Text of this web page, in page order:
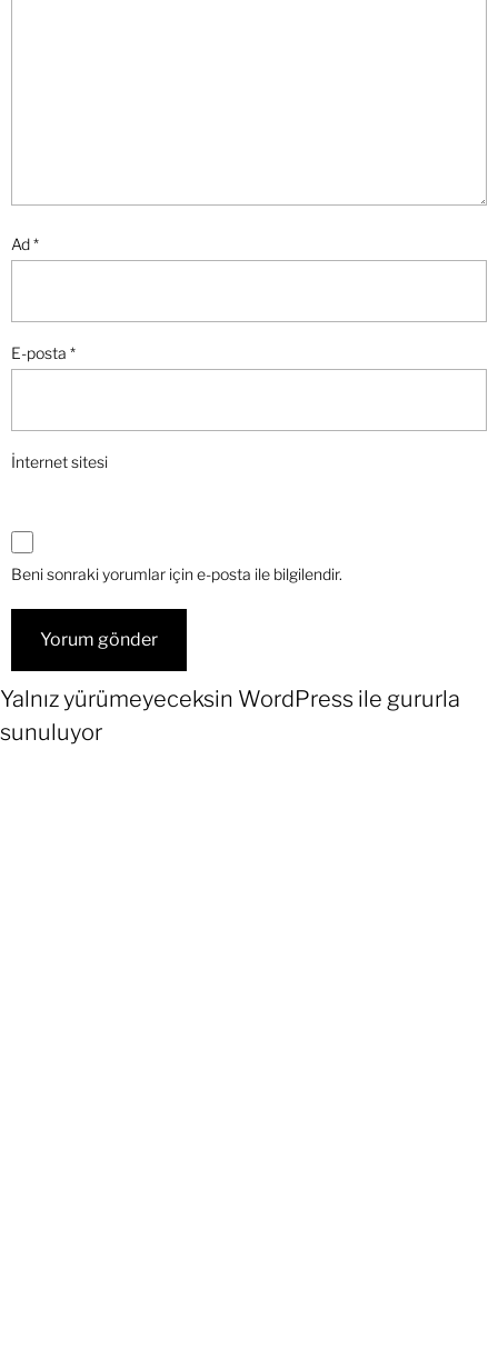
Ad*
E-posta *
İnternet sitesi
Beni sonraki yorumlar için e-posta ile bilgilendir.
Yalnız yürümeyeceksin WordPress ile gururla
sunuluyor